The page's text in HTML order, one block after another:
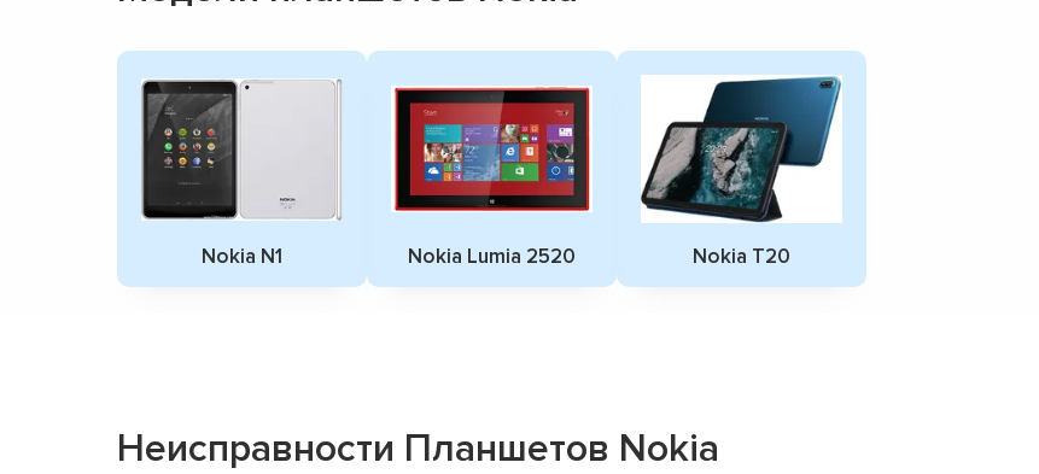
Nokia N1 Nokia Lumia 2520 Nokia T20
Неисправности Планшетов Nokia